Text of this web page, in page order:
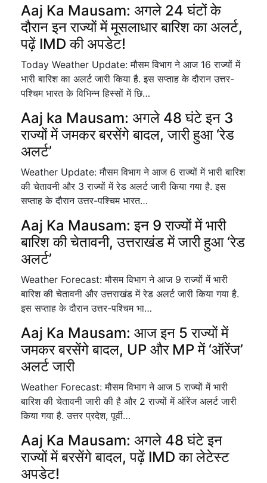
Aaj Ka Mausam: अगले 24 घंटों के
दौरान इन राज्यों में मूसलाधार बारिश का अलर्ट,
पढ़ें IMD की अपडेट!
Today Weather Update: मौसम विभाग ने आज 16 राज्यों में
भारी बारिश का अलर्ट जारी किया है. इस सप्ताह के दौरान उत्तर-
पश्चिम भारत के विभिन्न हिस्सों में छि…
Aaj ka Mausam: अगले 48 घंटे इन 3
राज्यों में जमकर बरसेंगे बादल, जारी हुआ ‘रेड
अलर्ट’
Weather Update: मौसम विभाग ने आज 6 राज्यों में भारी बारिश
की चेतावनी और 3 राज्यों में रेड अलर्ट जारी किया गया है. इस
सप्ताह के दौरान उत्तर-पश्चिम भारत…
Aaj Ka Mausam: इन 9 राज्यों में भारी
बारिश की चेतावनी, उत्तराखंड में जारी हुआ ‘रेड
अलर्ट’
Weather Forecast: मौसम विभाग ने आज 9 राज्यों में भारी
बारिश की चेतावनी और उत्तराखंड में रेड अलर्ट जारी किया गया है.
इस सप्ताह के दौरान उत्तर-पश्चिम भा…
Aaj Ka Mausam: आज इन 5 राज्यों में
जमकर बरसेंगे बादल, UP और MP में ‘ऑरेंज’
अलर्ट जारी
Weather Forecast: मौसम विभाग ने आज 5 राज्यों में भारी
बारिश की चेतावनी जारी की है और 2 राज्यों में ऑरेंज अलर्ट जारी
किया गया है. उत्तर प्रदेश, पूर्वी…
Aaj Ka Mausam: अगले 48 घंटे इन
राज्यों में बरसेंगे बादल, पढ़ें IMD का लेटेस्ट
अपडेट!